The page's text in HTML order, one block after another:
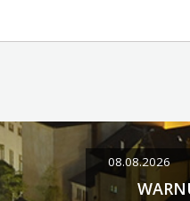
08.08.2026